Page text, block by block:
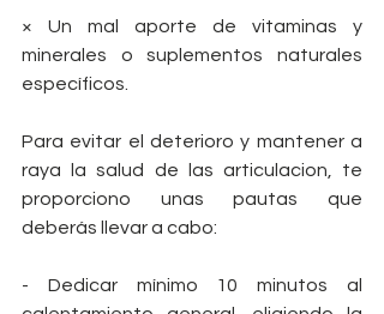
× Un mal aporte de vitaminas y
minerales o suplementos naturales
específicos.
Para evitar el deterioro y mantener a
raya la salud de las articulacion, te
proporciono unas pautas que
deberás llevar a cabo:
- Dedicar mínimo 10 minutos al